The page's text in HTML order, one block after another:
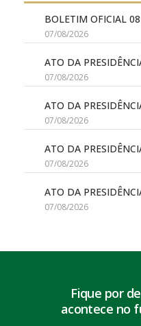
BOLETIM OFICIAL
07/08/2026
ATO DA
07/08/2026
ATO DA
07/08/2026
ATO DA
07/08/2026
ATO DA
07/08/2026
Fique por
acontece no